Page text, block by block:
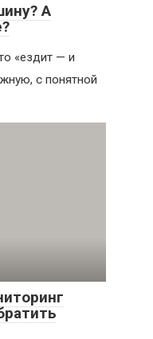
А
«ездит — и
с понятной